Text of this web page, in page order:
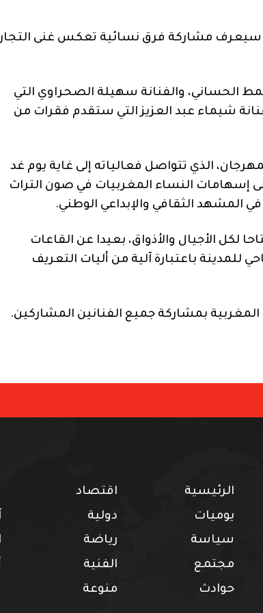
سيعرف مشاركة فرق نسائية تعكس غنى
الحساني، والفنانة سهيلة الصحراوي التي
شيماء عبد العزيز التي ستقدم فقرات من
الذي تتواصل فعالياته إلى غاية يوم غد
إسهامات النساء المغربيات في صون التراث
في المشهد الثقافي والإبداعي الوطني.
لكل الأجيال والأذواق، بعيدا عن القاعات
باعتبارة آلية من أليات التعريف
بمشاركة جميع الفنانين المشاركين.
الرئيسية
يوميات
سياسة
مجتمع
حوادث
اقتصاد
دولية
رياضة
الفنية
منوعة